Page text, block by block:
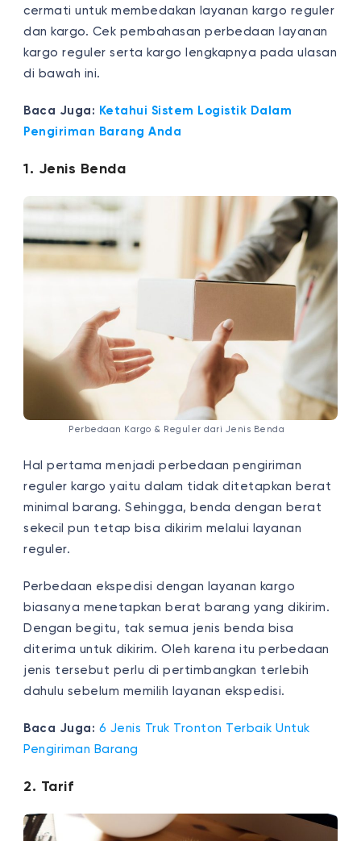
cermati untuk membedakan layanan kargo reguler
dan kargo. Cek pembahasan perbedaan layanan
kargo reguler serta kargo lengkapnya pada ulasan
di bawah ini.
Baca Juga: Ketahui Sistem Logistik Dalam
Pengiriman Barang Anda
1. Jenis Benda
Perbedaan Kargo & Reguler dari Jenis Benda
Hal pertama menjadi perbedaan pengiriman
reguler kargo yaitu dalam tidak ditetapkan berat
minimal barang. Sehingga, benda dengan berat
sekecil pun tetap bisa dikirim melalui layanan
reguler.
Perbedaan ekspedisi dengan layanan kargo
biasanya menetapkan berat barang yang dikirim.
Dengan begitu, tak semua jenis benda bisa
diterima untuk dikirim. Oleh karena itu perbedaan
jenis tersebut perlu di pertimbangkan terlebih
dahulu sebelum memilih layanan ekspedisi.
Baca Juga: 6 Jenis Truk Tronton Terbaik Untuk
Pengiriman Barang
2. Tarif